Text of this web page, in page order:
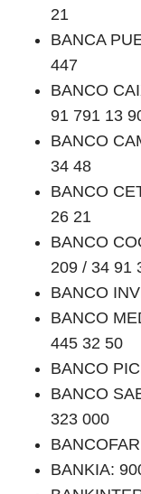
21
BANCA
447
BANCO
91 791 13
BANCO
34 48
BANCO
26 21
BANCO
209 / 34 91
BANCO
BANCO
445 32 50
BANCO
BANCO
323 000
BANKIA: